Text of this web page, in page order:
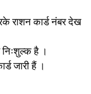
राशन कार्ड नंबर देख
निःशुल्क है ।​
जारी हैं ।